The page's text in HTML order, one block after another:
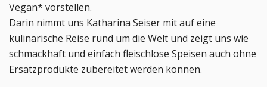
Vegan* vorstellen.
Darin nimmt uns Katharina Seiser mit auf eine
kulinarische Reise rund um die Welt und zeigt uns wie
schmackhaft und einfach fleischlose Speisen auch ohne
Ersatzprodukte zubereitet werden können.